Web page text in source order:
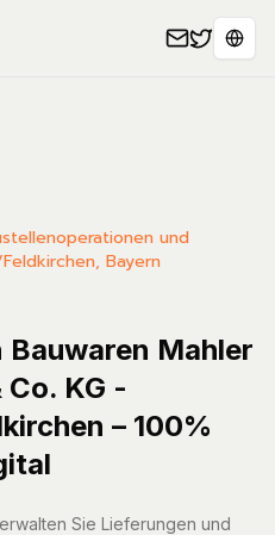
und
Bayern
Bauwaren Mahler
Co. KG -
– 100%
Sie Lieferungen und